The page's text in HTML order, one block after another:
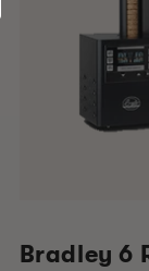
Bradley 6